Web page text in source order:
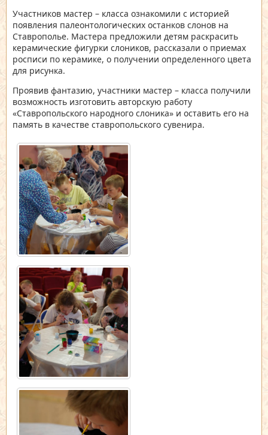
Участников мастер – класса ознакомили с историей
появления палеонтологических останков слонов на
Ставрополье. Мастера предложили детям раскрасить
керамические фигурки слоников, рассказали о приемах
росписи по керамике, о получении определенного цвета
для рисунка.
Проявив фантазию, участники мастер – класса получили
возможность изготовить авторскую работу
«Ставропольского народного слоника» и оставить его на
память в качестве ставропольского сувенира.